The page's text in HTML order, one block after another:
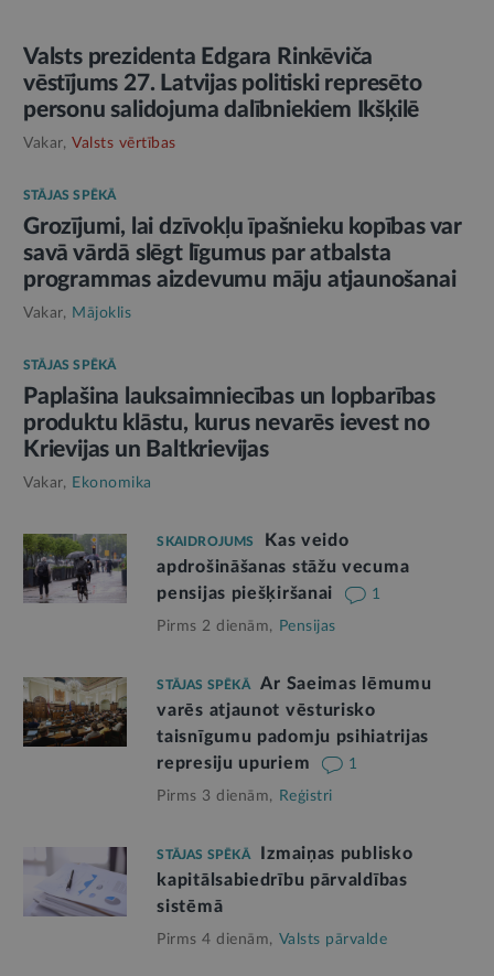
Valsts prezidenta Edgara Rinkēviča
vēstījums 27. Latvijas politiski represēto
personu salidojuma dalībniekiem Ikšķilē
Vakar, Valsts vērtības
STĀJAS SPĒKĀ
Grozījumi, lai dzīvokļu īpašnieku kopības var
savā vārdā slēgt līgumus par atbalsta
programmas aizdevumu māju atjaunošanai
Vakar, Mājoklis
STĀJAS SPĒKĀ
Paplašina lauksaimniecības un lopbarības
produktu klāstu, kurus nevarēs ievest no
Krievijas un Baltkrievijas
Vakar, Ekonomika
SKAIDROJUMS
Kas veido
apdrošināšanas stāžu vecuma
pensijas piešķiršanai
1
Pirms 2 dienām, Pensijas
STĀJAS SPĒKĀ
Ar Saeimas lēmumu
varēs atjaunot vēsturisko
taisnīgumu padomju psihiatrijas
represiju upuriem
1
Pirms 3 dienām, Reģistri
STĀJAS SPĒKĀ
Izmaiņas publisko
kapitālsabiedrību pārvaldības
sistēmā
Pirms 4 dienām, Valsts pārvalde